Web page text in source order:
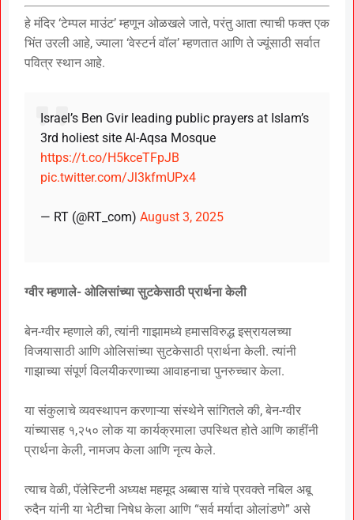
हे मंदिर ‘टेम्पल माउंट’ म्हणून ओळखले जाते, परंतु आता त्याची फक्त एक
भिंत उरली आहे, ज्याला ‘वेस्टर्न वॉल’ म्हणतात आणि ते ज्यूंसाठी सर्वात
पवित्र स्थान आहे.
Israel’s Ben Gvir leading public prayers at Islam’s
3rd holiest site Al-Aqsa Mosque
https://t.co/H5kceTFpJB
pic.twitter.com/Jl3kfmUPx4
— RT (@RT_com) August 3, 2025
ग्वीर म्हणाले- ओलिसांच्या सुटकेसाठी प्रार्थना केली
बेन-ग्वीर म्हणाले की, त्यांनी गाझामध्ये हमासविरुद्ध इस्रायलच्या
विजयासाठी आणि ओलिसांच्या सुटकेसाठी प्रार्थना केली. त्यांनी
गाझाच्या संपूर्ण विलयीकरणाच्या आवाहनाचा पुनरुच्चार केला.
या संकुलाचे व्यवस्थापन करणाऱ्या संस्थेने सांगितले की, बेन-ग्वीर
यांच्यासह १,२५० लोक या कार्यक्रमाला उपस्थित होते आणि काहींनी
प्रार्थना केली, नामजप केला आणि नृत्य केले.
त्याच वेळी, पॅलेस्टिनी अध्यक्ष महमूद अब्बास यांचे प्रवक्ते नबिल अबू
रुदैन यांनी या भेटीचा निषेध केला आणि “सर्व मर्यादा ओलांडणे” असे